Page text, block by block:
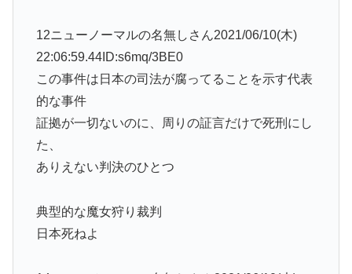
12ニューノーマルの名無しさん2021/06/10(木)
22:06:59.44ID:s6mq/3BE0
この事件は日本の司法が腐ってることを示す代表
的な事件
証拠が一切ないのに、周りの証言だけで死刑にし
た、
ありえない判決のひとつ
典型的な魔女狩り裁判
日本死ねよ